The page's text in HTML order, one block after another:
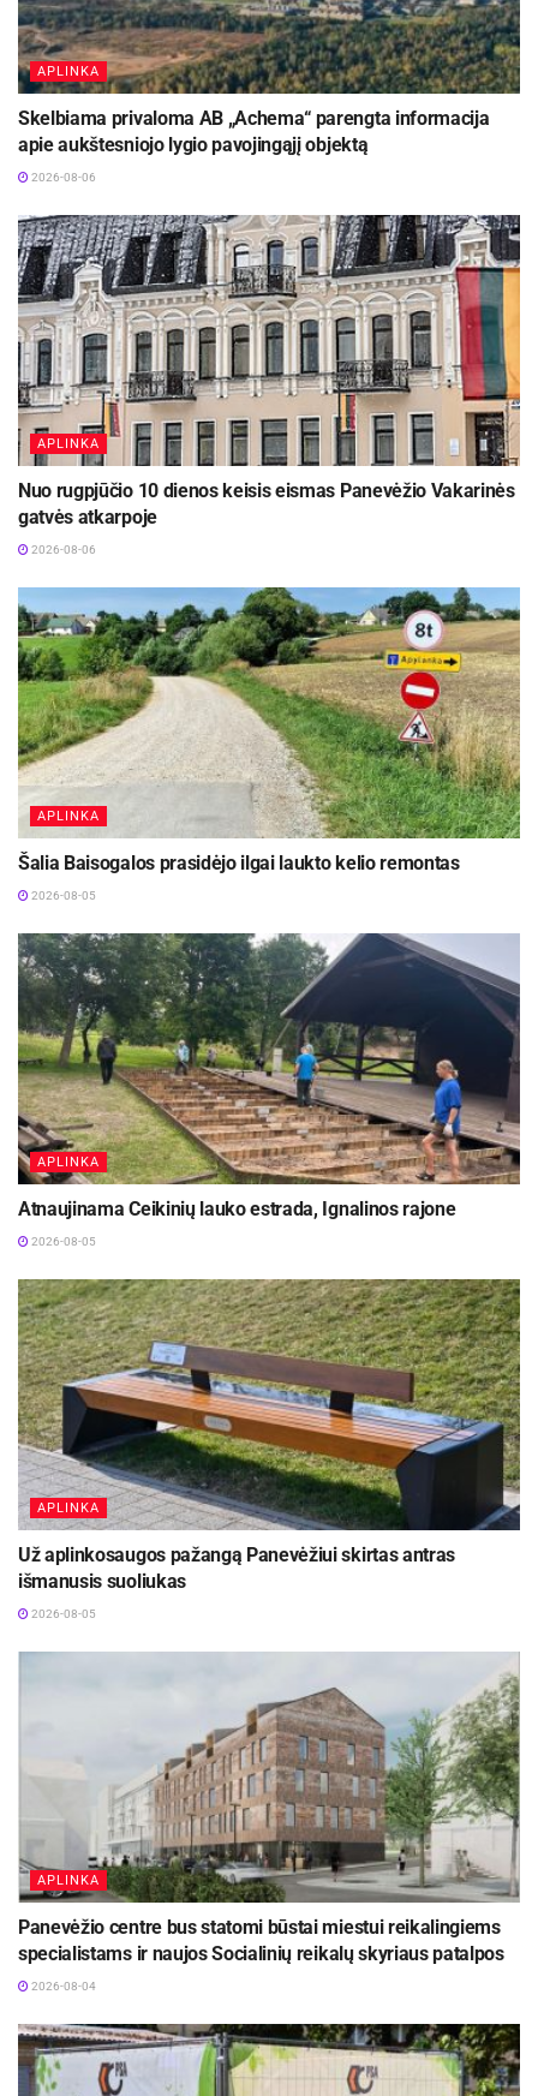
APLINKA
Skelbiama privaloma AB „Achema“ parengta informacija
apie aukštesniojo lygio pavojingąjį objektą
2026-08-06
APLINKA
Nuo rugpjūčio 10 dienos keisis eismas Panevėžio Vakarinės
gatvės atkarpoje
2026-08-06
APLINKA
Šalia Baisogalos prasidėjo ilgai laukto kelio remontas
2026-08-05
APLINKA
Atnaujinama Ceikinių lauko estrada, Ignalinos rajone
2026-08-05
APLINKA
Už aplinkosaugos pažangą Panevėžiui skirtas antras
išmanusis suoliukas
2026-08-05
APLINKA
Panevėžio centre bus statomi būstai miestui reikalingiems
specialistams ir naujos Socialinių reikalų skyriaus patalpos
2026-08-04